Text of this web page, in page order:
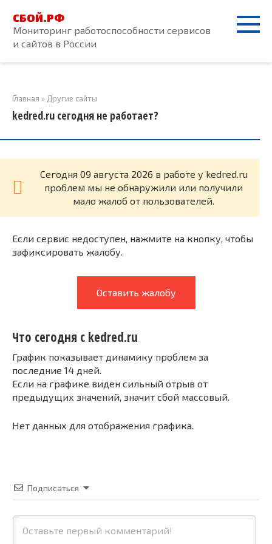
контенту
СБОЙ.РФ
Мониторинг работоспособности сервисов
и сайтов в России
Главная » Другие сайты
kedred.ru сегодня не работает?
Cегодня 09 августа 2026 в работе у kedred.ru
проблем мы не обнаружили или получили
мало жалоб от пользователей.
Если сервис недоступен, нажмите на кнопку, чтобы
зафиксировать жалобу.
Оставить жалобу
Что сегодня с kedred.ru
График показывает динамику проблем за
последние 14 дней.
Если на графике виден сильный отрыв от
предыдущих значений, значит сбой массовый.
Нет данных для отображения графика.
Подписаться